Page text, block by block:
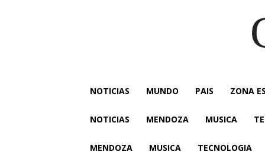
NOTICIAS MUNDO PAIS ZONA
NOTICIAS MENDOZA MUSICA
MENDOZA MUSICA TECNOLOGIA